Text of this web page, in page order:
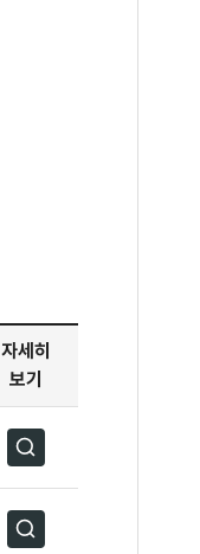
자세히
보기
자세히보기
자세히보기